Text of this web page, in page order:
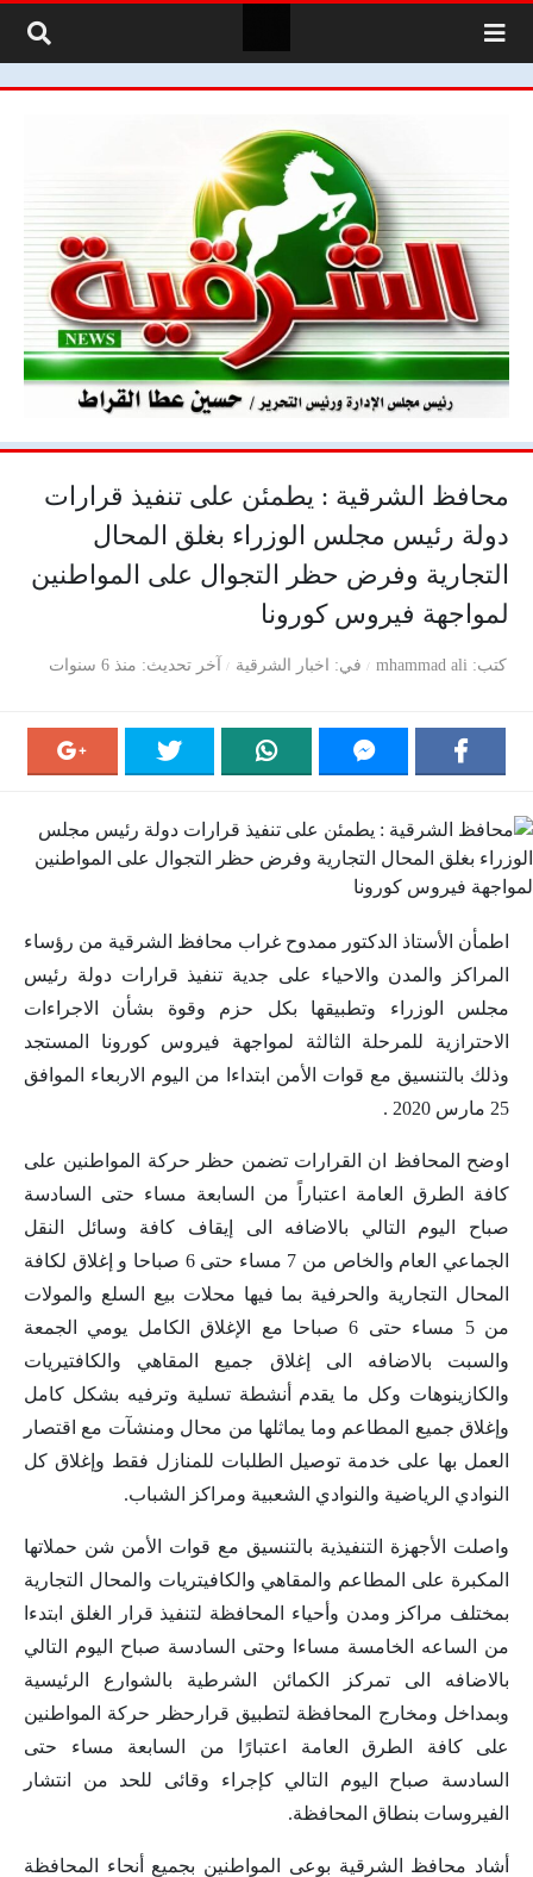
محافظ الشرقية : يطمئن على تنفيذ قرارات
دولة رئيس مجلس الوزراء بغلق المحال
التجارية وفرض حظر التجوال على المواطنين
لمواجهة فيروس كورونا
كتب mhammad ali في اخبار الشرقية آخر تحديث منذ 6 سنوات
اطمأن الأستاذ الدكتور ممدوح غراب محافظ الشرقية من رؤساء
المراكز والمدن والاحياء على جدية تنفيذ قرارات دولة رئيس
مجلس الوزراء وتطبيقها بكل حزم وقوة بشأن الاجراءات
الاحترازية للمرحلة الثالثة لمواجهة فيروس كورونا المستجد
وذلك بالتنسيق مع قوات الأمن ابتداءا من اليوم الاربعاء الموافق
25 مارس 2020 .
اوضح المحافظ ان القرارات تضمن حظر حركة المواطنين على
كافة الطرق العامة اعتباراً من السابعة مساء حتى السادسة
صباح اليوم التالي بالاضافه الى إيقاف كافة وسائل النقل
الجماعي العام والخاص من 7 مساء حتى 6 صباحا و إغلاق لكافة
المحال التجارية والحرفية بما فيها محلات بيع السلع والمولات
من 5 مساء حتى 6 صباحا مع الإغلاق الكامل يومي الجمعة
والسبت بالاضافه الى إغلاق جميع المقاهي والكافتيريات
والكازينوهات وكل ما يقدم أنشطة تسلية وترفيه بشكل كامل
وإغلاق جميع المطاعم وما يماثلها من محال ومنشآت مع اقتصار
العمل بها على خدمة توصيل الطلبات للمنازل فقط وإغلاق كل
النوادي الرياضية والنوادي الشعبية ومراكز الشباب.
واصلت الأجهزة التنفيذية بالتنسيق مع قوات الأمن شن حملاتها
المكبرة على المطاعم والمقاهي والكافيتريات والمحال التجارية
بمختلف مراكز ومدن وأحياء المحافظة لتنفيذ قرار الغلق ابتدءا
من الساعه الخامسة مساءا وحتى السادسة صباح اليوم التالي
بالاضافه الى تمركز الكمائن الشرطية بالشوارع الرئيسية
وبمداخل ومخارج المحافظة لتطبيق قرارحظر حركة المواطنين
على كافة الطرق العامة اعتبارًا من السابعة مساء حتى
السادسة صباح اليوم التالي كإجراء وقائى للحد من انتشار
الفيروسات بنطاق المحافظة.
أشاد محافظ الشرقية بوعى المواطنين بجميع أنحاء المحافظة